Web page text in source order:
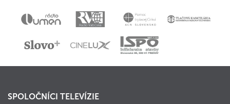
SPOLOČNÍCI TELEVÍZIE